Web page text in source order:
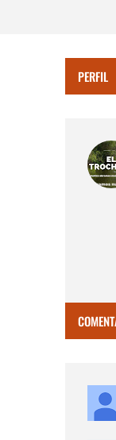
PERFIL